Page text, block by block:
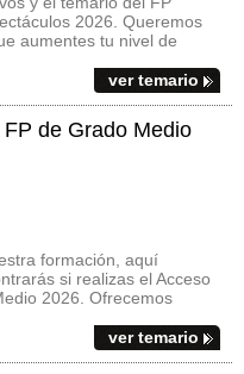
2026. Queremos
aumentes tu nivel de
ver temario
de Grado Medio
formación, aquí
si realizas el Acceso
2026. Ofrecemos
ver temario